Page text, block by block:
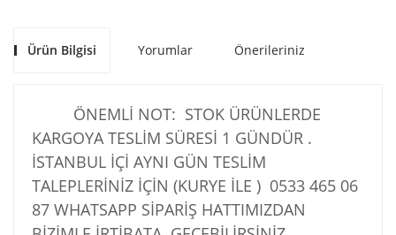
Ürün Bilgisi Yorumlar Önerileriniz
ÖNEMLİ NOT: STOK ÜRÜNLERDE
KARGOYA TESLİM SÜRESİ 1 GÜNDÜR .
İSTANBUL İÇİ AYNI GÜN TESLİM
TALEPLERİNİZ İÇİN (KURYE İLE ) 0533 465 06
87 WHATSAPP SİPARİŞ HATTIMIZDAN